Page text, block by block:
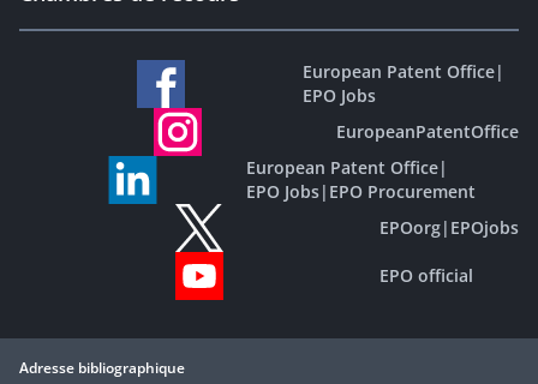
European Patent Office|
EPO Jobs
EuropeanPatentOffice
European Patent Office|
EPO Jobs| EPO Procurement
EPOorg| EPOjobs
EPO official
Adresse bibliographique